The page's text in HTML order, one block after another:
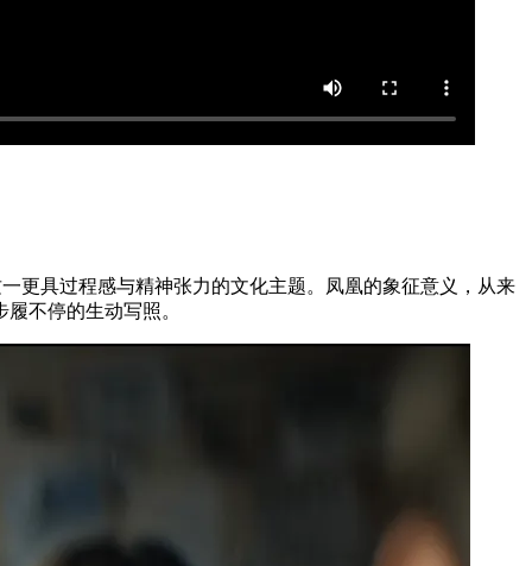
更具过程感与精神张力的文化主题。凤凰的象征意义，从来
不停的生动写照。